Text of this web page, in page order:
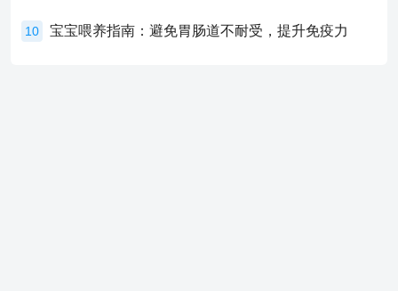
10 宝宝喂养指南：避免胃肠道不耐受，提升免疫力